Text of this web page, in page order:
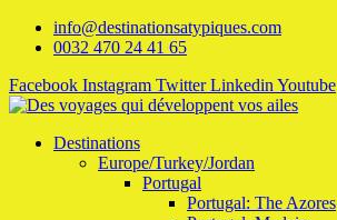
info@destinationsatypiques.com
0032 470 24 41 65
Facebook Instagram Twitter Linkedin Youtube
Destinations
Europe/Turkey/Jordan
Portugal
Portugal: The Azores